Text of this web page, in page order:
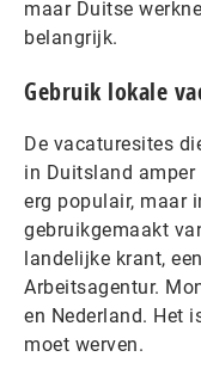
maar Duitse
belangrijk.
Gebruik lokale
De vacaturesites
in Duitsland amper
erg populair, maar
gebruikgemaakt
landelijke krant,
Arbeitsagentur.
en Nederland. Het
moet werven.